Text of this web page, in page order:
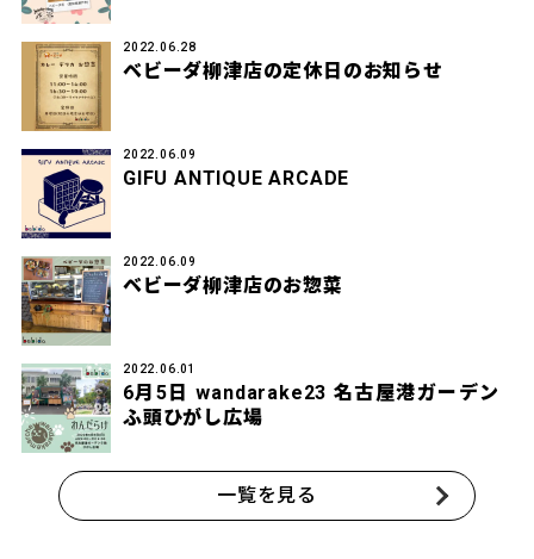
2022.06.28
ベビーダ柳津店の定休日のお知らせ
2022.06.09
GIFU ANTIQUE ARCADE
2022.06.09
ベビーダ柳津店のお惣菜
2022.06.01
6月5日 wandarake23 名古屋港ガーデン
ふ頭ひがし広場
一覧を見る